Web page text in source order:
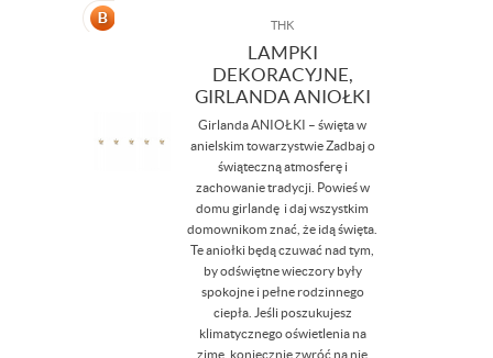
THK
LAMPKI
DEKORACYJNE,
GIRLANDA ANIOŁKI
Girlanda ANIOŁKI – święta w
anielskim towarzystwie Zadbaj o
świąteczną atmosferę i
zachowanie tradycji. Powieś w
domu girlandę i daj wszystkim
domownikom znać, że idą święta.
Te aniołki będą czuwać nad tym,
by odświętne wieczory były
spokojne i pełne rodzinnego
ciepła. Jeśli poszukujesz
klimatycznego oświetlenia na
zimę, koniecznie zwróć na nie